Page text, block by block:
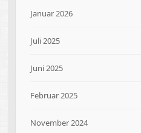
Januar 2026
Juli 2025
Juni 2025
Februar 2025
November 2024